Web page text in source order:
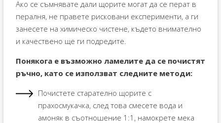
Ако се съмнявате дали щорите могат да се перат в
пералня, не правете рисковани експерименти, а ги
занесете на химическо чистене, където внимателно
и качествено ще ги подредите.
Понякога е възможно ламелите да се почистят
ръчно, като се използват следните методи:
Почистете старателно щорите с
прахосмукачка, след това смесете вода и
амоняк в съотношение 1:1, намокрете мека